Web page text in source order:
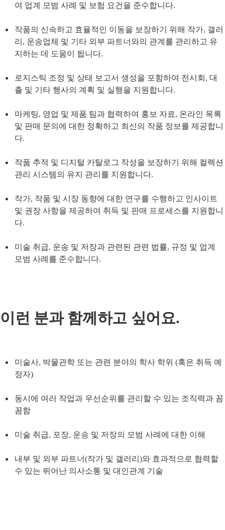
여 업계 모범 사례 및 보험 요건을 준수합니다.
작품의 신속하고 효율적인 이동을 보장하기 위해 작가, 갤러
리, 운송업체 및 기타 외부 파트너와의 관계를 관리하고 유
지하는 데 도움이 됩니다.
로지스틱 조정 및 상태 보고서 생성을 포함하여 전시회, 대
출 및 기타 행사의 계획 및 실행을 지원합니다.
마케팅, 영업 및 제품 팀과 협력하여 홍보 자료, 온라인 목록
및 판매 문의에 대한 정확하고 최신의 작품 정보를 제공합니
다.
작품 추적 및 디지털 카탈로그 작성을 보장하기 위해 컬렉션
관리 시스템의 유지 관리를 지원합니다.
작가, 작품 및 시장 동향에 대한 연구를 수행하고 인사이트
및 권장 사항을 제공하여 취득 및 판매 프로세스를 지원합니
다.
미술 취급, 운송 및 저장과 관련된 관련 법률, 규정 및 업계
모범 사례를 준수합니다.
이런 분과 함께하고 싶어요.
미술사, 박물관학 또는 관련 분야의 학사 학위 (혹은 취득 예
정자)
동시에 여러 작업과 우선순위를 관리할 수 있는 조직력과 꼼
꼼함
미술 취급, 포장, 운송 및 저장의 모범 사례에 대한 이해
내부 및 외부 파트너(작가 및 갤러리)와 효과적으로 협력할
수 있는 뛰어난 의사소통 및 대인관계 기술